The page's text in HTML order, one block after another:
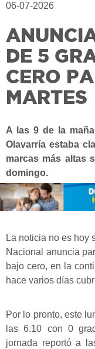
06-07-2026
DE 5
CERO
MARTES
A las 9 de la
Olavarría estaba
marcas más altas
domingo.
La noticia no es hoy
Nacional anuncia
bajo cero, en la
hace varios días
Por lo pronto, este
las 6.10 con 0
jornada reportó a